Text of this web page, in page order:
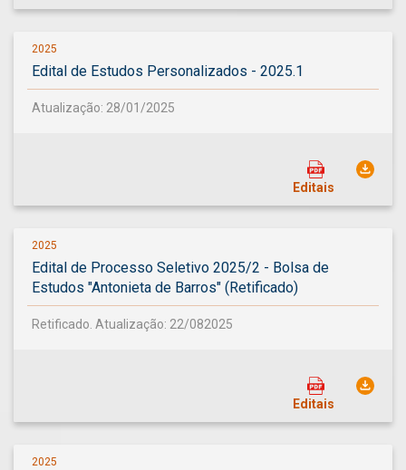
2025
Edital de Estudos Personalizados - 2025.1
Atualização: 28/01/2025
Editais
2025
Edital de Processo Seletivo 2025/2 - Bolsa de
Estudos "Antonieta de Barros" (Retificado)
Retificado. Atualização: 22/082025
Editais
2025